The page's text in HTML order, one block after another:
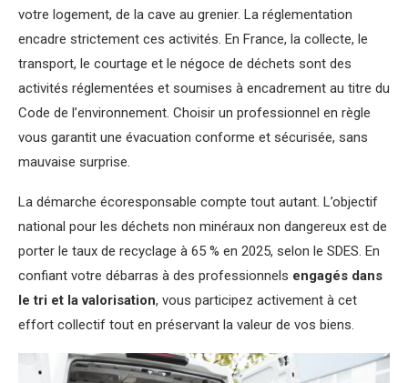
votre logement, de la cave au grenier. La réglementation
encadre strictement ces activités. En France, la collecte, le
transport, le courtage et le négoce de déchets sont des
activités réglementées et soumises à encadrement au titre du
Code de l’environnement. Choisir un professionnel en règle
vous garantit une évacuation conforme et sécurisée, sans
mauvaise surprise.
La démarche écoresponsable compte tout autant. L’objectif
national pour les déchets non minéraux non dangereux est de
porter le taux de recyclage à 65 % en 2025, selon le SDES. En
confiant votre débarras à des professionnels engagés dans
le tri et la valorisation, vous participez activement à cet
effort collectif tout en préservant la valeur de vos biens.